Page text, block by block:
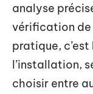
analyse
vérification de
pratique,
l’installation,
choisir entre